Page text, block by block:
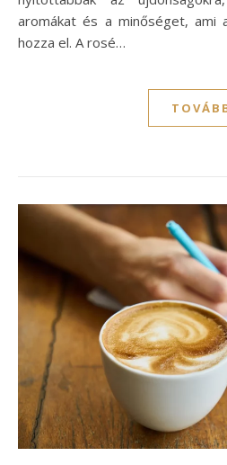
aromákat és a minőséget, ami
hozza el. A rosé…